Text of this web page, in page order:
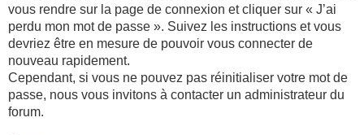
vous rendre sur la page de connexion et cliquer sur « J’ai
perdu mon mot de passe ». Suivez les instructions et vous
devriez être en mesure de pouvoir vous connecter de
nouveau rapidement.
Cependant, si vous ne pouvez pas réinitialiser votre mot de
passe, nous vous invitons à contacter un administrateur du
forum.